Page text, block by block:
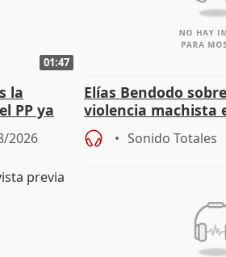
01:47
la
PP ya
2026
Elías Bendodo
violencia machista
Sonido Totales